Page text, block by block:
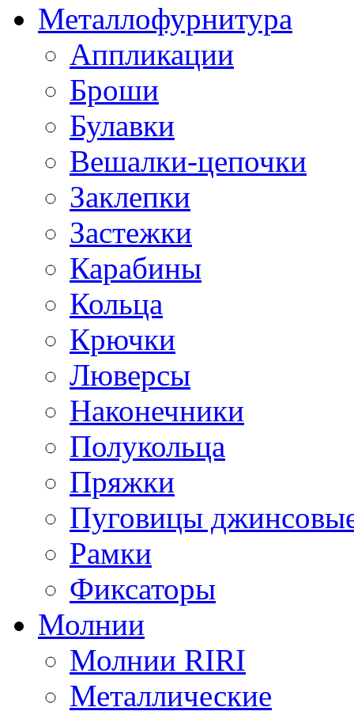
Металлофурнитура
Аппликации
Броши
Булавки
Вешалки-цепочки
Заклепки
Застежки
Карабины
Кольца
Крючки
Люверсы
Наконечники
Полукольца
Пряжки
Пуговицы
Рамки
Фиксаторы
Молнии
Молнии RIRI
Металлические